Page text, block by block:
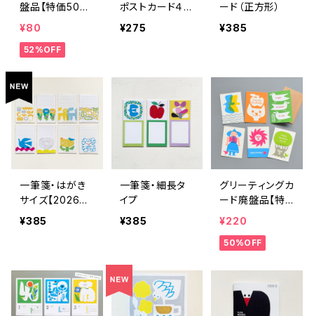
盤品【特価50%
OFF】
¥80
52%OFF
ポストカード４種
【2024新商品】
¥275
ード（正方形）
¥385
一筆箋・はがき
サイズ【2026新
作あり】
¥385
一筆箋・細長タ
イプ
¥385
グリーティングカ
ード廃盤品【特
価50％OFF】
¥220
50%OFF